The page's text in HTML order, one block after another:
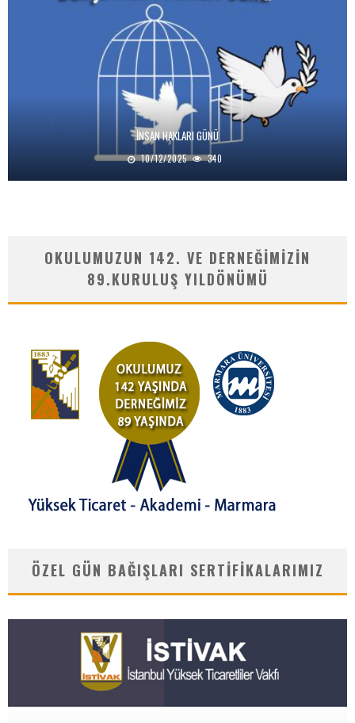
İNSAN HAKLARI GÜNÜ
10/12/2025 340
OKULUMUZUN 142. VE DERNEĞIMIZIN
89.KURULUŞ YILDÖNÜMÜ
ÖZEL GÜN BAĞIŞLARI SERTIFIKALARIMIZ